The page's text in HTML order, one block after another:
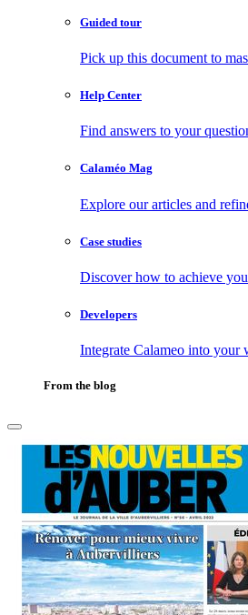
Guided tour
Pick up this document to
Help Center
Find answers to your
Calaméo Mag
Explore our articles and
Case studies
Discover how to achieve
Developers
Integrate Calameo into your
From the blog